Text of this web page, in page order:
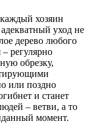
хозяин
уход не
дерево любого
регулярно
обрезку,
или поздно
и станет
– ветви, а то
момент.